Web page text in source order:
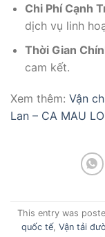
Chi Phí Cạnh
dịch vụ linh
Thời Gian
cam kết.
Xem thêm: Vận
Lan – CA MAU
This entry was
quốc tế, Vận tải